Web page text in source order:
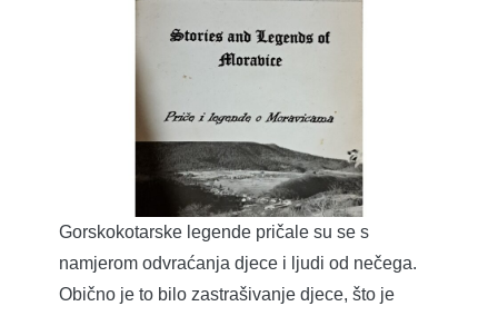
Gorskokotarske legende pričale su se s
namjerom odvraćanja djece i ljudi od nečega.
Obično je to bilo zastrašivanje djece, što je